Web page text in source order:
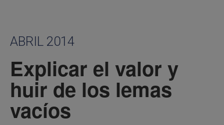
ABRIL 2014
Explicar el valor y
huir de los lemas
vacíos